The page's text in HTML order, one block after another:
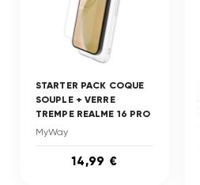
STARTER PACK COQUE
SOUPLE + VERRE
TREMPE REALME 16 PRO
MyWay
14,99 €